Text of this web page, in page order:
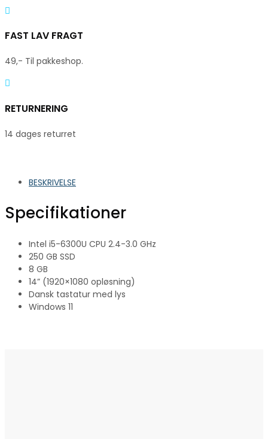
FAST LAV FRAGT
49,- Til pakkeshop.
RETURNERING
14 dages returret
BESKRIVELSE
Specifikationer
Intel i5-6300U CPU 2.4-3.0 GHz
250 GB SSD
8 GB
14” (1920×1080 opløsning)
Dansk tastatur med lys
Windows 11